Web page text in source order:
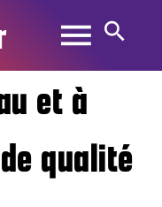
et à
qualité